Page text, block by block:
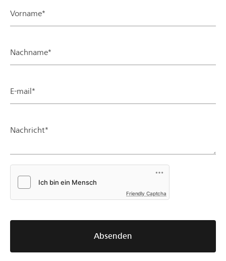
Vorname*
Nachname*
E-mail*
Nachricht*
Friendly Captcha
Absenden